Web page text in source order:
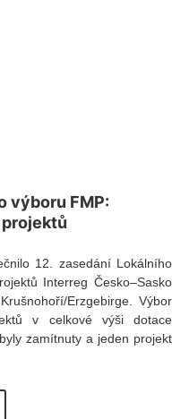
výboru FMP:
12. zasedání Lokálního
Interreg Česko–Sasko
Erzgebirge. Výbor
v celkové výši dotace
zamítnuty a jeden projekt